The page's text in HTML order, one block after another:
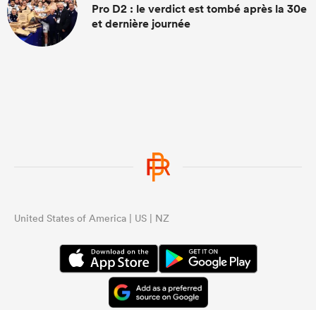
Pro D2 : le verdict est tombé après la 30e
et dernière journée
United States of America | US | NZ